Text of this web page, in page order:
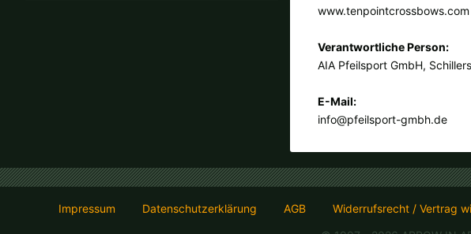
www.tenpointcrossbows.com
Verantwortliche Person:
AIA Pfeilsport GmbH,
E-Mail:
info@pfeilsport-gmbh.de
Impressum Datenschutzerklärung AGB Widerrufsrecht / Vertrag